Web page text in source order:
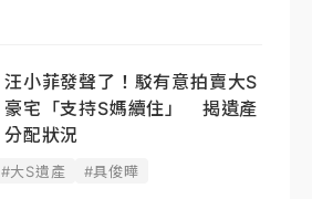
汪小菲發聲了！駁有意拍賣大S
豪宅「支持S媽續住」 揭遺產
分配狀況
#大S遺產 #具俊曄